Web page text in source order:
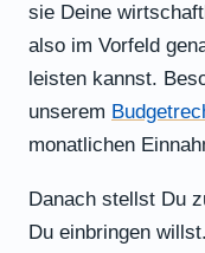
sie Deine
also im Vorfeld
leisten kannst.
unserem
monatlichen
Danach stellst Du
Du einbringen